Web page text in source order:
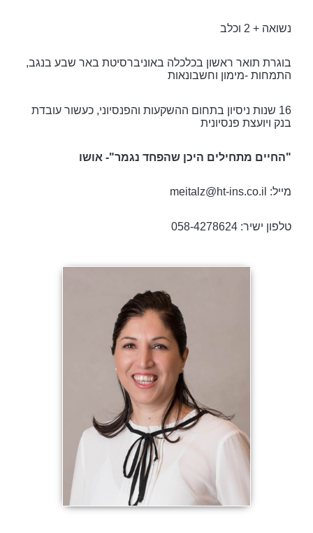
נשואה + 2 וכלב
בוגרת תואר ראשון בכלכלה באוניברסיטת באר שבע בנגב,
התמחות -מימון וחשבונאות
16 שנות ניסיון בתחום ההשקעות והפנסיוני, כעשור עובדת
בנק ויועצת פנסיונית
"החיים מתחילים היכן שהפחד נגמר"- אושו
מייל: meitalz@ht-ins.co.il
טלפון ישיר: 058-4278624